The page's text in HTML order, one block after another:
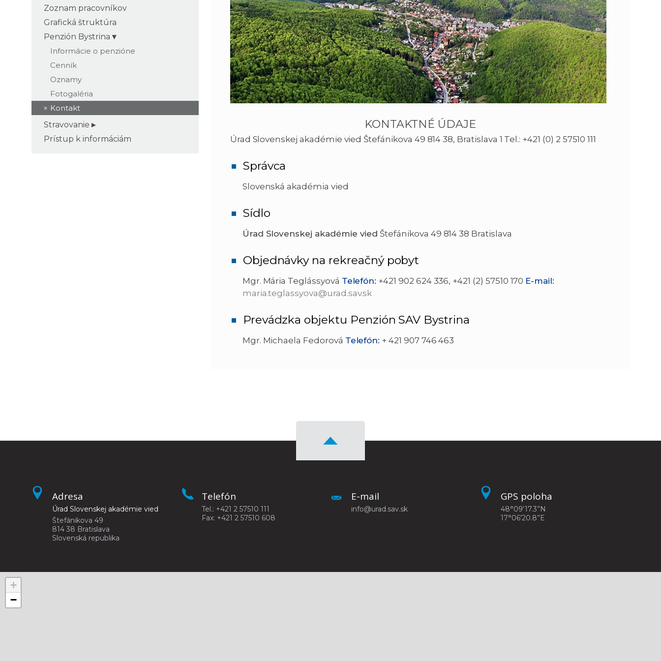
n
i
e
e
x
t
Zoznam pracovníkov
Grafická štruktúra
Penzión Bystrina
Informácie o penzióne
Cenník
Oznamy
Fotogaléria
Kontakt
Stravovanie
Prístup k informáciám
KONTAKTNÉ ÚDAJE
Úrad Slovenskej akadémie vied Štefánikova 49 814 38, Bratislava 1 Tel.: +421 (0) 2 57510 111
Správca
Slovenská akadémia vied
Sídlo
Úrad Slovenskej akadémie vied Štefánikova 49 814 38 Bratislava
Objednávky na rekreačný pobyt
Mgr. Mária Teglássyová Telefón: +421 902 624 336, +421 (2) 57510 170 E-mail:
maria.teglassyova@urad.sav.sk
Prevádzka objektu Penzión SAV Bystrina
Mgr. Michaela Fedorová Telefón: + 421 907 746 463
Adresa
Úrad Slovenskej akadémie vied
Štefánikova 49
814 38 Bratislava
Slovenská republika
Telefón
Tel.: +421 2 57510 111
Fax: +421 2 57510 608
E-mail
info@urad.sav.sk
GPS poloha
48°09'17.3”N
17°06'20.8”E
+
−